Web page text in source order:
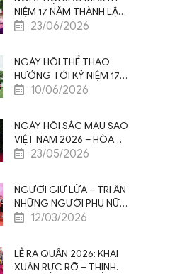
NIỆM 17 NĂM THÀNH LẬP
SAO VIỆT NAM – ĐỒNG
23/06/2026
NGÀY HỘI THỂ THAO
HƯỚNG TỚI KỶ NIỆM 17
NĂM THÀNH LẬP SAO
10/06/2026
NGÀY HỘI SẮC MÀU SAO
VIỆT NAM 2026 – HÒA
SẮC THỊNH VƯỢNG
23/05/2026
NGƯỜI GIỮ LỬA – TRI ÂN
NHỮNG NGƯỜI PHỤ NỮ
NHÂN NGÀY QUỐC TẾ
12/03/2026
LỄ RA QUÂN 2026: KHAI
XUÂN RỰC RỠ – THỊNH